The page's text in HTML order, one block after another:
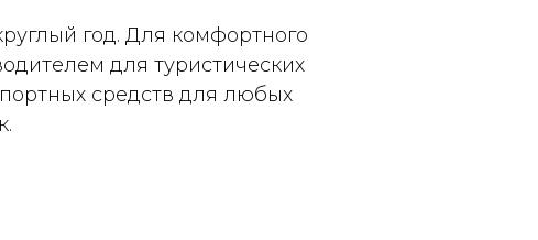
год. Для комфортного
для туристических
средств для любых